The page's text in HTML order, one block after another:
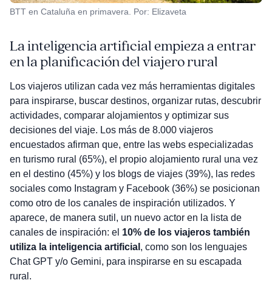
BTT en Cataluña en primavera. Por: Elizaveta
La inteligencia artificial empieza a entrar
en la planificación del viajero rural
Los viajeros utilizan cada vez más herramientas digitales
para inspirarse, buscar destinos, organizar rutas, descubrir
actividades, comparar alojamientos y optimizar sus
decisiones del viaje. Los más de 8.000 viajeros
encuestados afirman que, entre las webs especializadas
en turismo rural (65%), el propio alojamiento rural una vez
en el destino (45%) y los blogs de viajes (39%), las redes
sociales como Instagram y Facebook (36%) se posicionan
como otro de los canales de inspiración utilizados. Y
aparece, de manera sutil, un nuevo actor en la lista de
canales de inspiración: el 10% de los viajeros también
utiliza la inteligencia artificial , como son los lenguajes
Chat GPT y/o Gemini, para inspirarse en su escapada
rural.